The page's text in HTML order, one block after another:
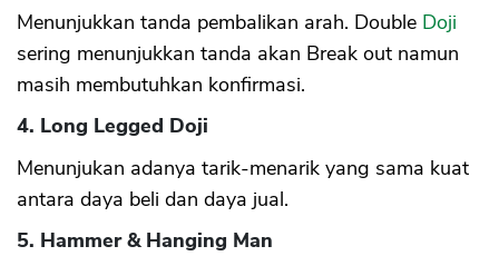
Menunjukkan tanda pembalikan arah. Double Doji
sering menunjukkan tanda akan Break out namun
masih membutuhkan konfirmasi.
4. Long Legged Doji
Menunjukan adanya tarik-menarik yang sama kuat
antara daya beli dan daya jual.
5. Hammer & Hanging Man